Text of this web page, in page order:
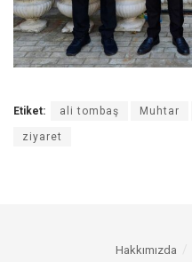
Etiket: ali tombaş Muhtar
ziyaret
Hakkımızda